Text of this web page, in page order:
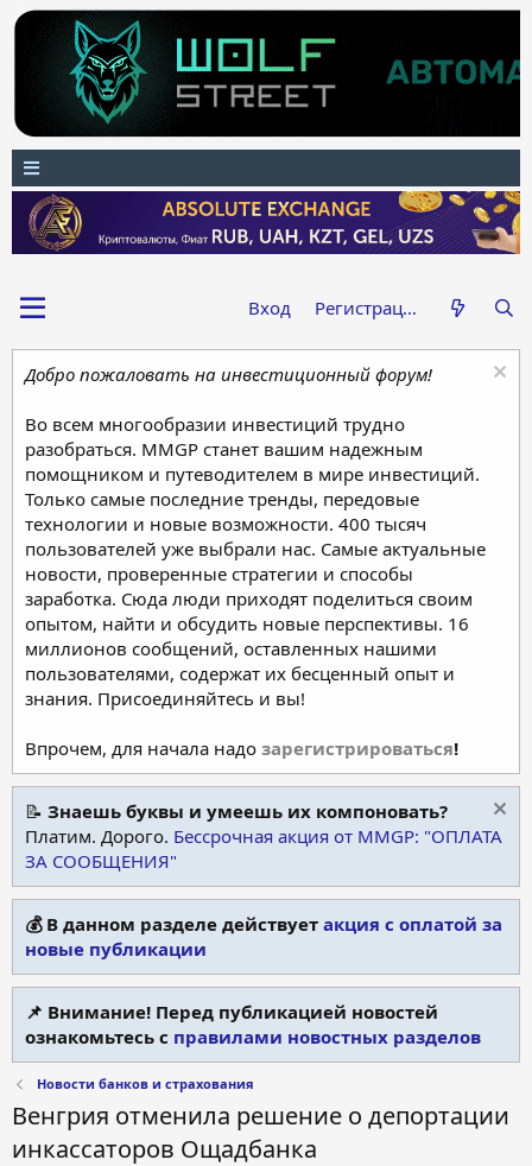
Вход Регистрация
Добро пожаловать на инвестиционный форум!
Во всем многообразии инвестиций трудно
разобраться. MMGP станет вашим надежным
помощником и путеводителем в мире инвестиций.
Только самые последние тренды, передовые
технологии и новые возможности. 400 тысяч
пользователей уже выбрали нас. Самые актуальные
новости, проверенные стратегии и способы
заработка. Сюда люди приходят поделиться своим
опытом, найти и обсудить новые перспективы. 16
миллионов сообщений, оставленных нашими
пользователями, содержат их бесценный опыт и
знания. Присоединяйтесь и вы!
Впрочем, для начала надо зарегистрироваться!
📝 Знаешь буквы и умеешь их компоновать?
Платим. Дорого. Бессрочная акция от MMGP: "ОПЛАТА
ЗА СООБЩЕНИЯ"
💰 В данном разделе действует акция с оплатой за
новые публикации
📌 Внимание! Перед публикацией новостей
ознакомьтесь с правилами новостных разделов
Новости банков и страхования
Венгрия отменила решение о депортации
инкассаторов Ощадбанка